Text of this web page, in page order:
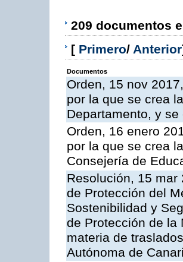
209 documentos
[ Primero/ Anterior
Documentos
Orden, 15 nov
por la que se crea
Departamento, y
Orden, 16 enero
por la que se crea
Consejería de
Resolución, 15 mar
de Protección del
Sostenibilidad y
de Protección de la
materia de
Autónoma de